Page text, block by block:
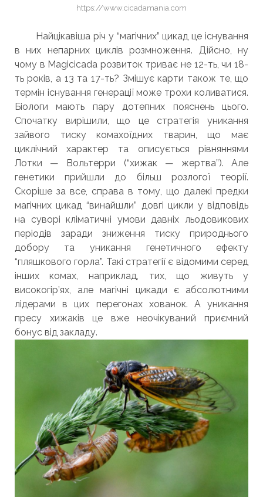
https://www.cicadamania.com
Найцікавіша річ у “магічних” цикад це існування
в них непарних циклів розмноження. Дійсно, ну
чому в Magicicada розвиток триває не 12-ть, чи 18-
ть років, а 13 та 17-ть? Змішує карти також те, що
термін існування генерації може трохи коливатися.
Біологи мають пару дотепних пояснень цього.
Спочатку вирішили, що це стратегія уникання
зайвого тиску комахоїдних тварин, що має
циклічний характер та описується рівняннями
Лотки — Вольтерри (“хижак — жертва”). Але
генетики прийшли до більш розлогої теорії.
Скоріше за все, справа в тому, що далекі предки
магічних цикад “винайшли” довгі цикли у відповідь
на суворі кліматичні умови давніх льодовикових
періодів заради зниження тиску природнього
добору та уникання генетичного ефекту
“пляшкового горла”. Такі стратегії є відомими серед
інших комах, наприклад, тих, що живуть у
високогір’ях, але магічні цикади є абсолютними
лідерами в цих перегонах хованок. А уникання
пресу хижаків це вже неочікуваний приємний
бонус від закладу.